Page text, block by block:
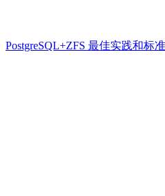
PostgreSQL+ZFS 最佳实践和标